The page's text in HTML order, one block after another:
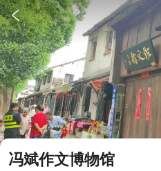

冯斌作文博物馆